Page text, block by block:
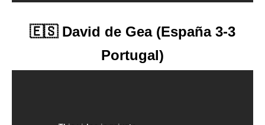
🇪🇸 David de Gea (España 3-3
Portugal)